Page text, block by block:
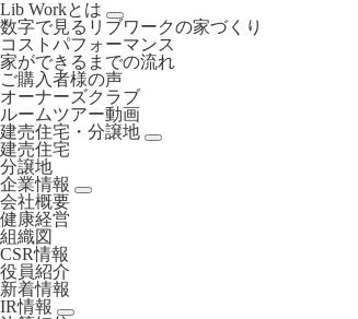
Lib Workとは
数字で見るリブワークの家づくり
コストパフォーマンス
家ができるまでの流れ
ご購入者様の声
オーナーズクラブ
ルームツアー動画
建売住宅・分譲地
建売住宅
分譲地
企業情報
会社概要
健康経営
組織図
CSR情報
役員紹介
新着情報
IR情報